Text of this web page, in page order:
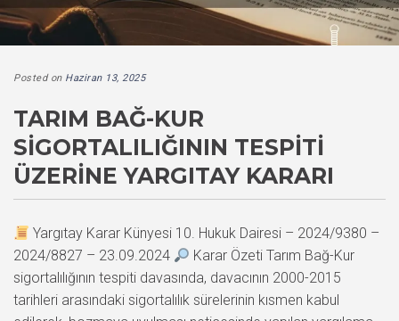
Posted on Haziran 13, 2025
TARIM BAĞ-KUR
SIGORTALILIĞININ TESPITI
ÜZERINE YARGITAY KARARI
Yargıtay Karar Künyesi 10. Hukuk Dairesi – 2024/9380 –
2024/8827 – 23.09.2024
Karar Özeti Tarım Bağ-Kur
sigortalılığının tespiti davasında, davacının 2000-2015
tarihleri arasındaki sigortalılık sürelerinin kısmen kabul